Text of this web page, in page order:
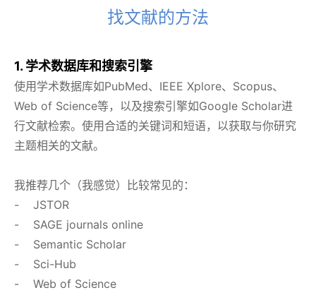
找文献的方法
1. 学术数据库和搜索引擎
使用学术数据库如PubMed、IEEE Xplore、Scopus、
Web of Science等，以及搜索引擎如Google Scholar进
行文献检索。使用合适的关键词和短语，以获取与你研究
主题相关的文献。
我推荐几个（我感觉）比较常见的：
- JSTOR
- SAGE journals online
- Semantic Scholar
- Sci-Hub
- Web of Science